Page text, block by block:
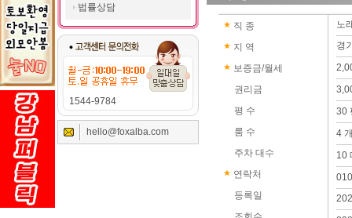
법률상담
1544-9784
hello@foxalba.com
직 종
지 역
보증금/월세
권리금
평 수
룸 수
주차 대수
연락처
등록일
노
경
30
4
10